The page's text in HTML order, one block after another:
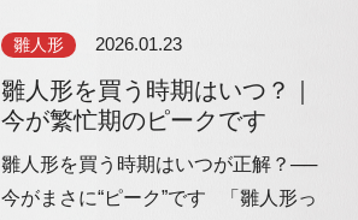
雛人形 2026.01.23
雛人形を買う時期はいつ？｜
今が繁忙期のピークです
雛人形を買う時期はいつが正解？──
今がまさに“ピーク”です 「雛人形っ